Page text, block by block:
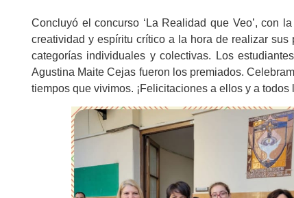
Concluyó el concurso ‘La Realidad que Veo’, con
creatividad y espíritu crítico a la hora de realizar
categorías individuales y colectivas. Los
Agustina Maite Cejas fueron los premiados.
tiempos que vivimos. ¡Felicitaciones a ellos y a todos